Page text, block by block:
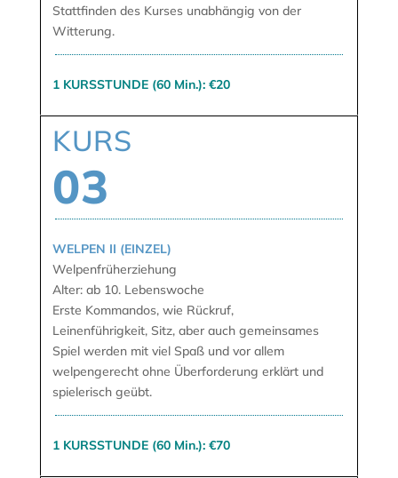
Stattfinden des Kurses unabhängig von der
Witterung.
1 KURSSTUNDE (60 Min.): €20
KURS
03
WELPEN II (EINZEL)
Welpenfrüherziehung
Alter: ab 10. Lebenswoche
Erste Kommandos, wie Rückruf,
Leinenführigkeit, Sitz, aber auch gemeinsames
Spiel werden mit viel Spaß und vor allem
welpengerecht ohne Überforderung erklärt und
spielerisch geübt.
1 KURSSTUNDE (60 Min.): €70